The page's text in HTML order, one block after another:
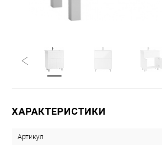
ХАРАКТЕРИСТИКИ
Артикул